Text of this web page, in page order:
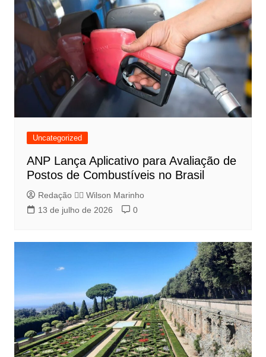
Uncategorized
ANP Lança Aplicativo para Avaliação de
Postos de Combustíveis no Brasil
Redação 👨‍⚖️​ Wilson Marinho
13 de julho de 2026
0